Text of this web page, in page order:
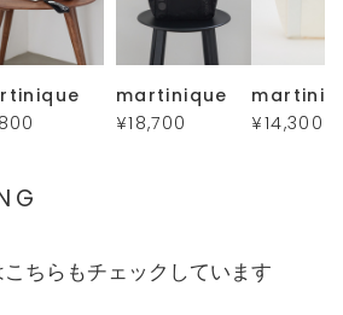
martinique
¥18,700
¥14,300
ちらもチェックしています